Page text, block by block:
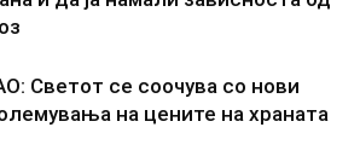
Светот се соочува со нови
на цените на храната